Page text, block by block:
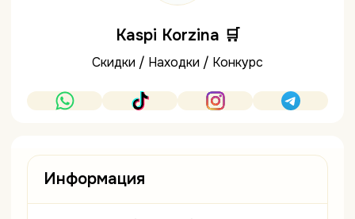
Kaspi Korzina 🛒
Скидки / Находки / Конкурс
Информация